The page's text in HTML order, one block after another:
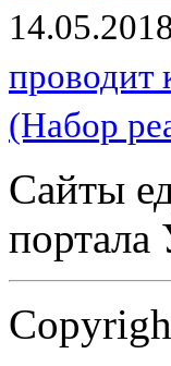
проводит
(Набор
Сайты
портала